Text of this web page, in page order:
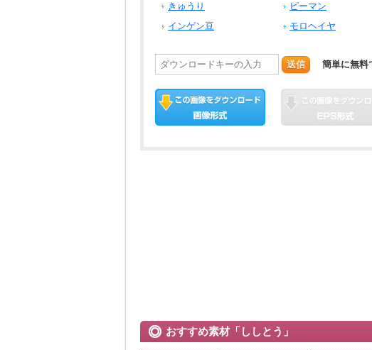
きゅうり ピーマン
インゲン豆
モロヘイヤ
送信 簡単に無料
おすすめ素材「ししとう」